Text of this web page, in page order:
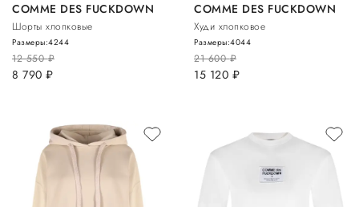
COMME DES FUCKDOWN
Шорты хлопковые
12 550руб.
8 790 руб.
Размеры:4244
COMME DES FUCKDOWN
Худи хлопковое
21 600руб.
15 120 руб.
Размеры:4044